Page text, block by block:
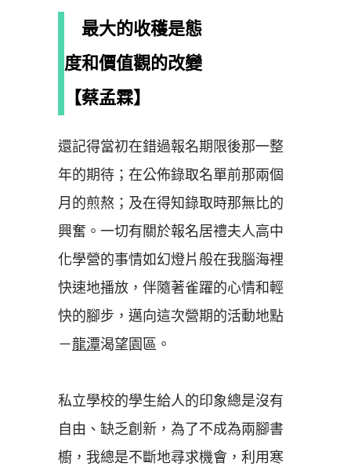
最大的收穫是態
度和價值觀的改變
【蔡孟霖】
還記得當初在錯過報名期限後那一整
年的期待；在公佈錄取名單前那兩個
月的煎熬；及在得知錄取時那無比的
興奮。一切有關於報名居禮夫人高中
化學營的事情如幻燈片般在我腦海裡
快速地播放，伴隨著雀躍的心情和輕
快的腳步，邁向這次營期的活動地點
－龍潭渴望園區。
私立學校的學生給人的印象總是沒有
自由、缺乏創新，為了不成為兩腳書
櫥，我總是不斷地尋求機會，利用寒